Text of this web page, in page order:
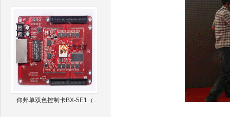
仰邦单双色控制卡BX-5E1（...